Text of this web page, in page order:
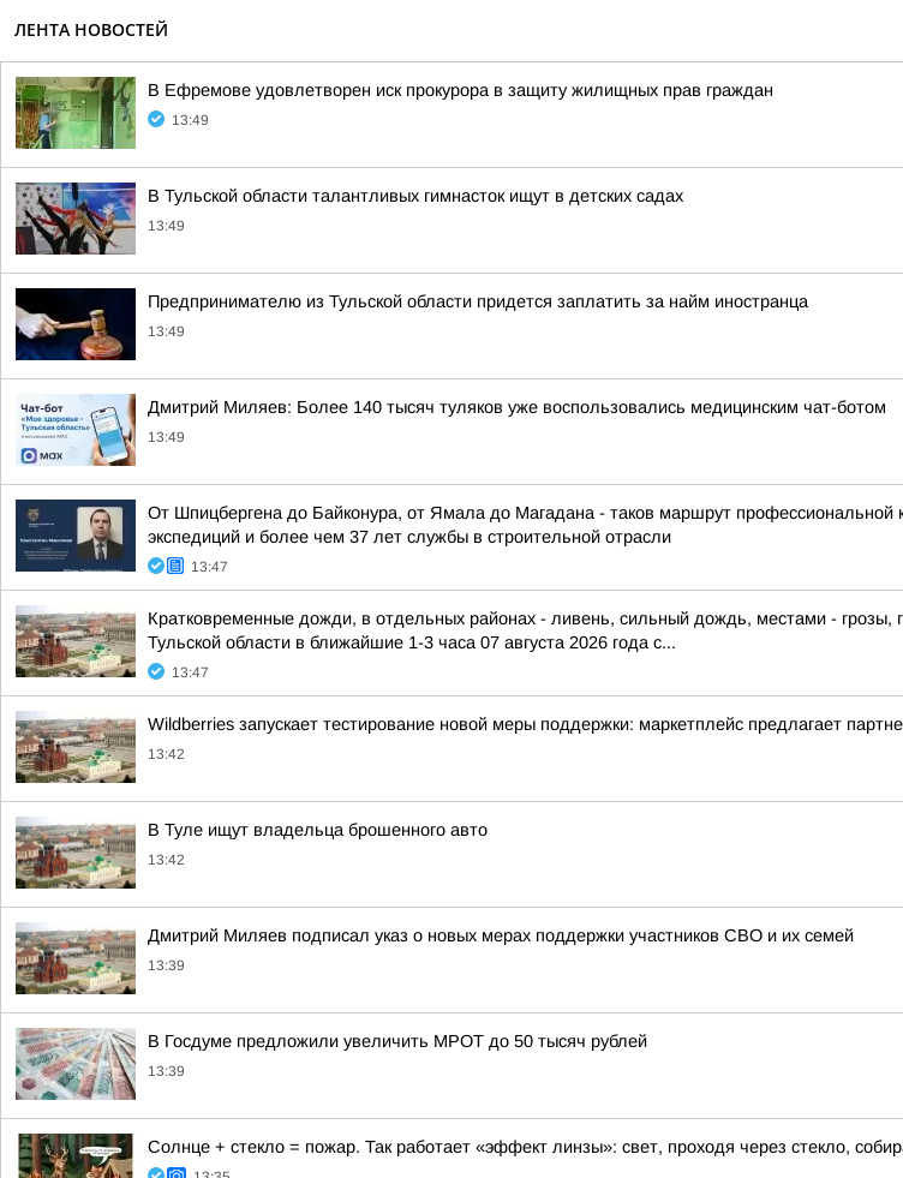
ЛЕНТА НОВОСТЕЙ
В Ефремове удовлетворен иск прокурора в защиту жилищных прав граждан
13:49
В Тульской области талантливых гимнасток ищут в детских садах
13:49
Предпринимателю из Тульской области придется заплатить за найм иностранца
13:49
Дмитрий Миляев: Более 140 тысяч туляков уже воспользовались медицинским чат-ботом
13:49
От Шпицбергена до Байконура, от Ямала до Магадана - таков маршрут
экспедиций и более чем 37 лет службы в строительной отрасли
13:47
Кратковременные дожди, в отдельных районах - ливень, сильный дождь, местами -
Тульской области в ближайшие 1-3 часа 07 августа 2026 года с...
13:47
Wildberries запускает тестирование новой меры поддержки: маркетплейс предлагает
13:42
В Туле ищут владельца брошенного авто
13:42
Дмитрий Миляев подписал указ о новых мерах поддержки участников СВО и их семей
13:39
В Госдуме предложили увеличить МРОТ до 50 тысяч рублей
13:39
Солнце + стекло = пожар. Так работает «эффект линзы»: свет, проходя через стекло,